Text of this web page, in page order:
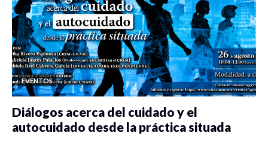
EVENTOS
Diálogos acerca del cuidado y el
autocuidado desde la práctica situada